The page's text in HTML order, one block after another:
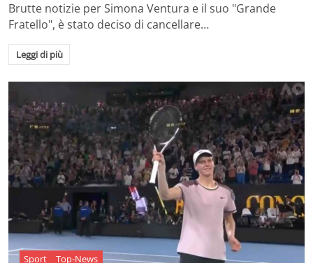
Brutte notizie per Simona Ventura e il suo "Grande
Fratello", è stato deciso di cancellare…
Leggi di più
Sport Top-News